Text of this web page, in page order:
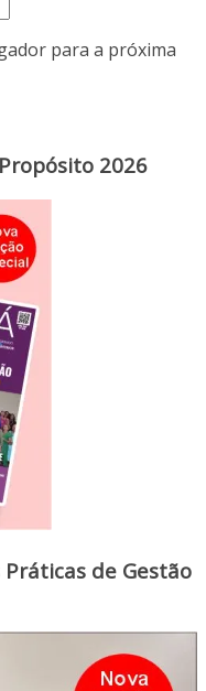
para a próxima
2026
de Gestão